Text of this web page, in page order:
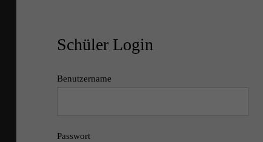
Schüler Login
Benutzername
Passwort